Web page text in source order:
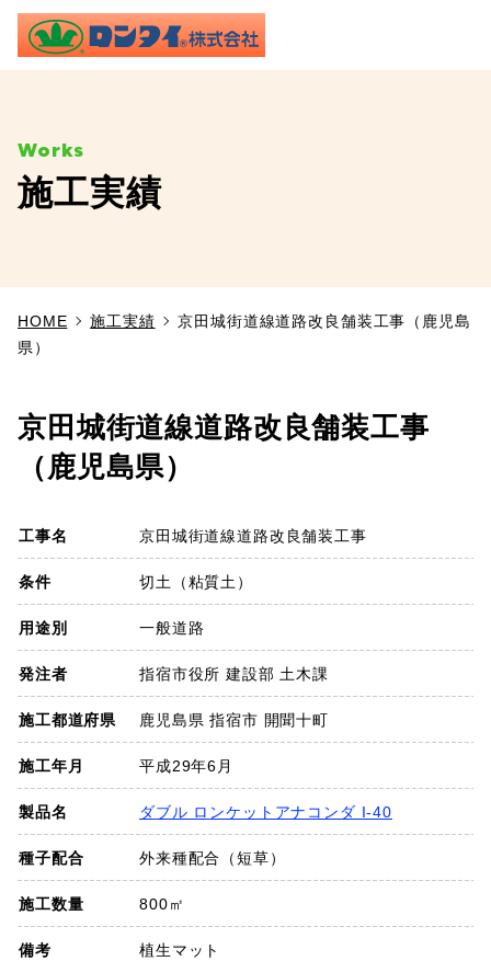
TOP
施工実績
よくあるご質問
会社概要
お知らせ
採用情報
プライバシーポリシー
お問い合わせ
施工実績
HOME 施工実績
京田城街道線道路改良舗装工事（鹿児島
県）
京田城街道線道路改良舗装工事
（鹿児島県）
工事名 京田城街道線道路改良舗装工事
条件 切土（粘質土）
用途別 一般道路
発注者 指宿市役所 建設部 土木課
施工都道府県 鹿児島県 指宿市 開聞十町
施工年月 平成29年6月
製品名 ダブル ロンケットアナコンダ I-40
種子配合 外来種配合（短草）
施工数量 800㎡
備考 植生マット